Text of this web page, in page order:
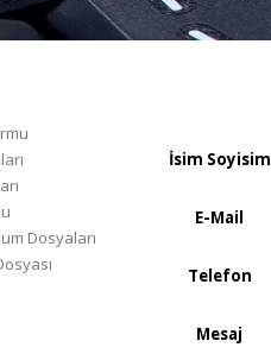
Dosyaları
İsim Soyisim
E-Mail
Telefon
Mesaj